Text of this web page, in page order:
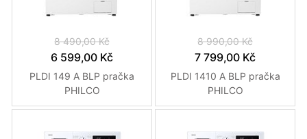
8 490,00 Kč
6 599,00 Kč
PLDI 149 A BLP pračka
PHILCO
8 990,00 Kč
7 799,00 Kč
PLDI 1410 A BLP pračka
PHILCO